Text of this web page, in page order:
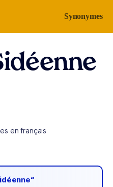
Synonymes
en français